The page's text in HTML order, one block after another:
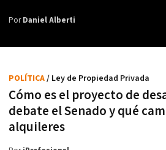
PorDaniel Alberti
Cómo es el proyecto de
debate el Senado y qué
alquileres
POLÍTICA/ Ley de Propiedad Privada